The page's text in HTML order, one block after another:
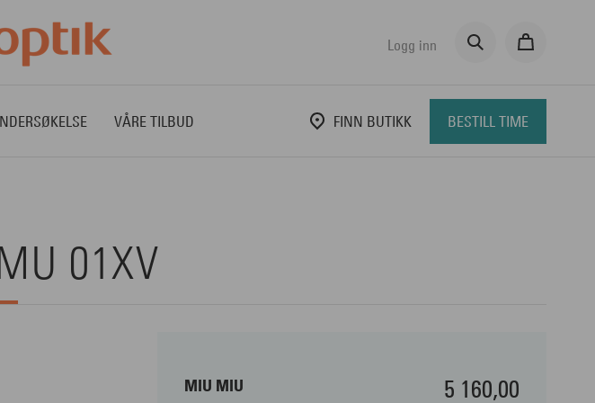
Logg inn
VÅRE TILBUD FINN BUTIKK BESTILL TIME
01XV
MIU MIU 5 160,00